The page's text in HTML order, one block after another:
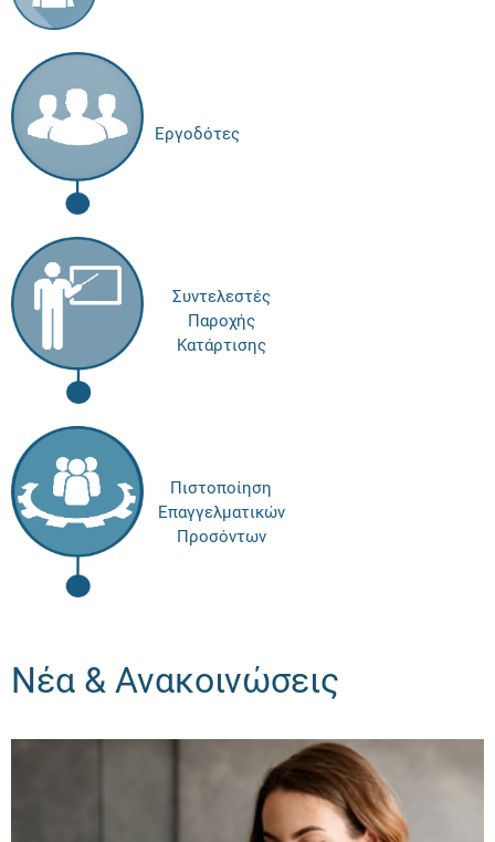
Εργοδότες
Συντελεστές
Παροχής
Κατάρτισης
Πιστοποίηση
Επαγγελματικών
Προσόντων
Νέα & Ανακοινώσεις